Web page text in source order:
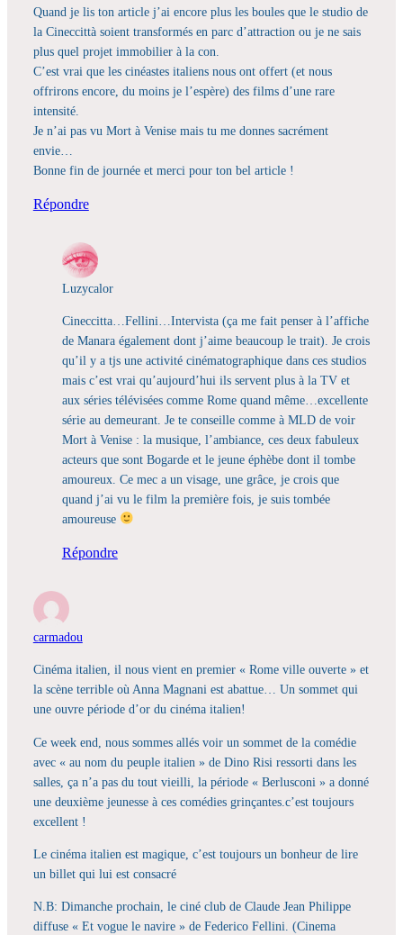
Quand je lis ton article j’ai encore plus les boules que le studio de
la Cineccittà soient transformés en parc d’attraction ou je ne sais
plus quel projet immobilier à la con.
C’est vrai que les cinéastes italiens nous ont offert (et nous
offrirons encore, du moins je l’espère) des films d’une rare
intensité.
Je n’ai pas vu Mort à Venise mais tu me donnes sacrément
envie…
Bonne fin de journée et merci pour ton bel article !
Répondre
Luzycalor
Cineccitta…Fellini…Intervista (ça me fait penser à l’affiche
de Manara également dont j’aime beaucoup le trait). Je crois
qu’il y a tjs une activité cinématographique dans ces studios
mais c’est vrai qu’aujourd’hui ils servent plus à la TV et
aux séries télévisées comme Rome quand même…excellente
série au demeurant. Je te conseille comme à MLD de voir
Mort à Venise : la musique, l’ambiance, ces deux fabuleux
acteurs que sont Bogarde et le jeune éphèbe dont il tombe
amoureux. Ce mec a un visage, une grâce, je crois que
quand j’ai vu le film la première fois, je suis tombée
amoureuse
Répondre
carmadou
Cinéma italien, il nous vient en premier « Rome ville ouverte » et
la scène terrible où Anna Magnani est abattue… Un sommet qui
une ouvre période d’or du cinéma italien!
Ce week end, nous sommes allés voir un sommet de la comédie
avec « au nom du peuple italien » de Dino Risi ressorti dans les
salles, ça n’a pas du tout vieilli, la période « Berlusconi » a donné
une deuxième jeunesse à ces comédies grinçantes.c’est toujours
excellent !
Le cinéma italien est magique, c’est toujours un bonheur de lire
un billet qui lui est consacré
N.B: Dimanche prochain, le ciné club de Claude Jean Philippe
diffuse « Et vogue le navire » de Federico Fellini. (Cinema